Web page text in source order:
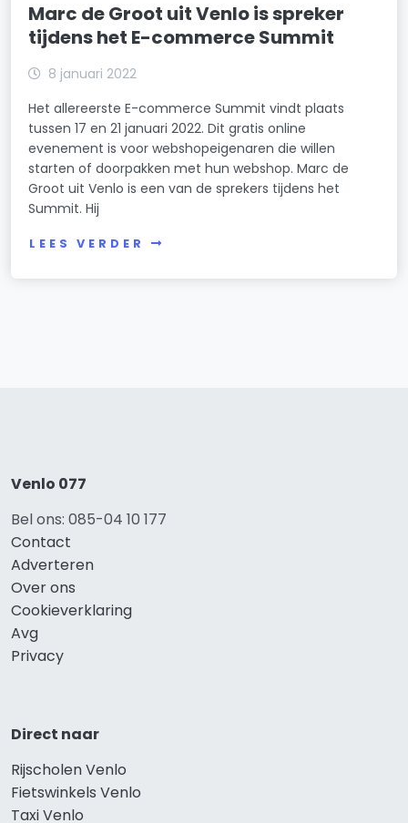
Marc de Groot uit Venlo is spreker
tijdens het E-commerce Summit
8 januari 2022
Het allereerste E-commerce Summit vindt plaats
tussen 17 en 21 januari 2022. Dit gratis online
evenement is voor webshopeigenaren die willen
starten of doorpakken met hun webshop. Marc de
Groot uit Venlo is een van de sprekers tijdens het
Summit. Hij
LEES VERDER
Venlo 077
Bel ons: 085-04 10 177
Contact
Adverteren
Over ons
Cookieverklaring
Avg
Privacy
Direct naar
Rijscholen Venlo
Fietswinkels Venlo
Taxi Venlo